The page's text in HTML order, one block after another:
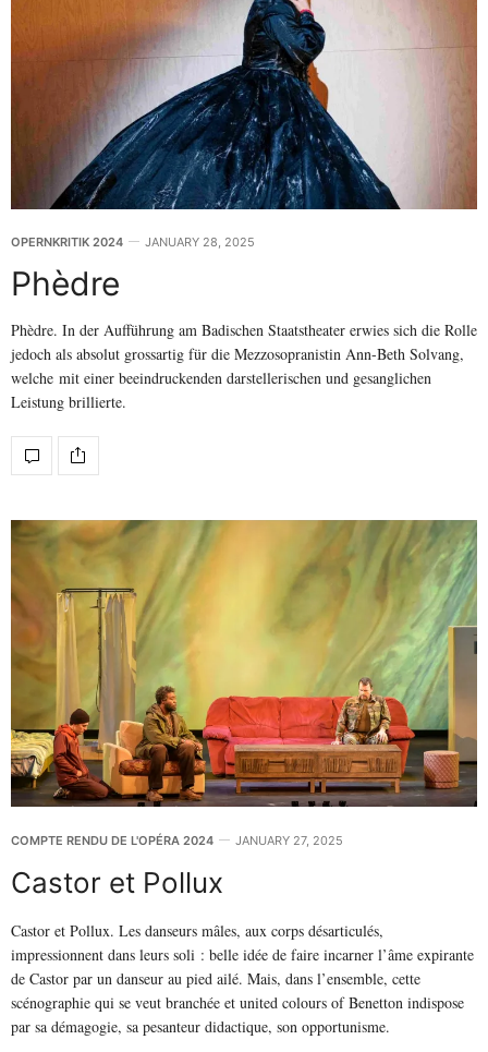
OPERNKRITIK 2024 JANUARY 28, 2025
Phèdre
Phèdre. In der Aufführung am Badischen Staatstheater erwies sich die Rolle
jedoch als absolut grossartig für die Mezzosopranistin Ann-Beth Solvang,
welche mit einer beeindruckenden darstellerischen und gesanglichen
Leistung brillierte.
COMPTE RENDU DE L'OPÉRA 2024 JANUARY 27, 2025
Castor et Pollux
Castor et Pollux. Les danseurs mâles, aux corps désarticulés,
impressionnent dans leurs soli : belle idée de faire incarner l’âme expirante
de Castor par un danseur au pied ailé. Mais, dans l’ensemble, cette
scénographie qui se veut branchée et united colours of Benetton indispose
par sa démagogie, sa pesanteur didactique, son opportunisme.